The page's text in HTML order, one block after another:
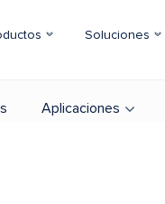
Soluciones
Aplicaciones